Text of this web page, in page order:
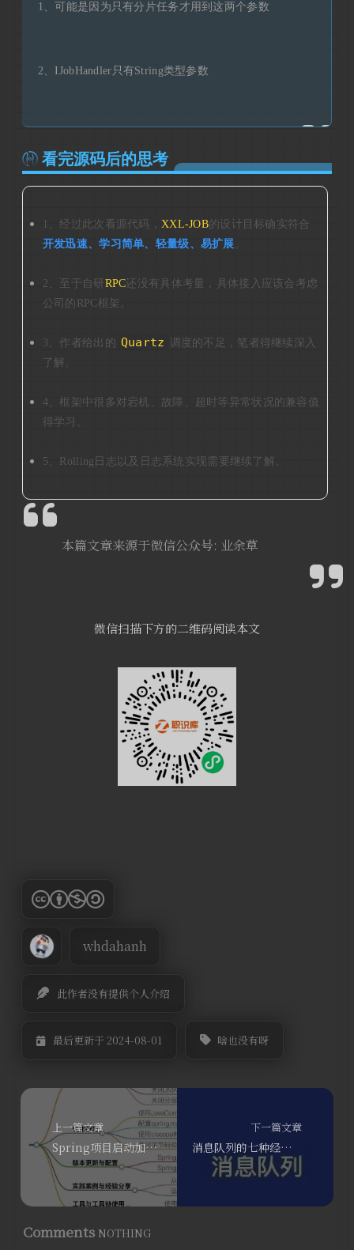
1、可能是因为只有分片任务才用到这两个参数
2、IJobHandler只有String类型参数
看完源码后的思考
1、经过此次看源代码， XXL-JOB的设计目标确实符合
开发迅速、学习简单、轻量级、易扩展
2、至于自研RPC还没有具体考量，具体接入应该会考虑
公司的RPC框架。
3、作者给出的 Quartz 调度的不足，笔者得继续深入
了解。
4、框架中很多对宕机、故障、超时等异常状况的兼容值
得学习。
5、Rolling日志以及日志系统实现需要继续了解。
本篇文章来源于微信公众号: 业余草
微信扫描下方的二维码阅读本文
whdahanh
此作者没有提供个人介绍
最后更新于 2024-08-01 啥也没有呀
上一篇文章
Spring项目启动加速：优化策略全解析
下一篇文章
消息队列的七种经典应用场景
Comments NOTHING